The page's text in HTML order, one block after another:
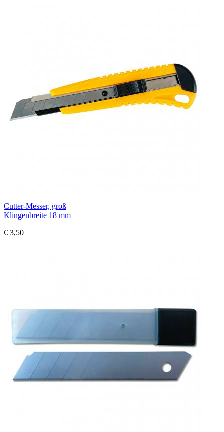
Cutter-Messer, groß
Klingenbreite 18 mm
€ 3,50